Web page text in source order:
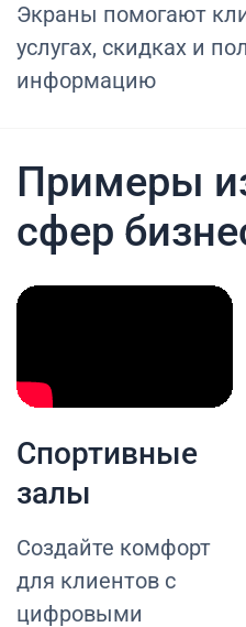
Экраны помогают
услугах, скидках и
информацию
Примеры
сфер
Спортивные
залы
Создайте комфорт
для клиентов с
цифровыми